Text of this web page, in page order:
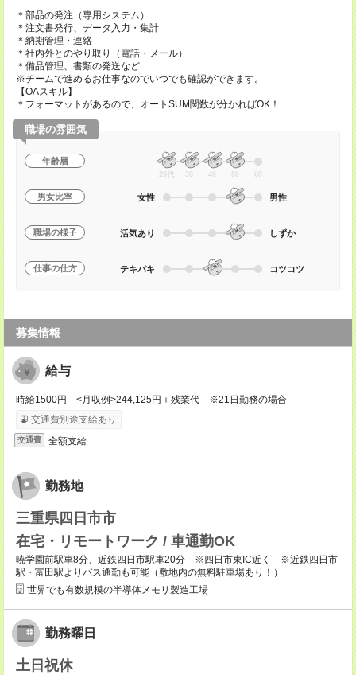
＊部品の発注（専用システム）
＊注文書発行、データ入力・集計
＊納期管理・連絡
＊社内外とのやり取り（電話・メール）
＊備品管理、書類の発送など
※チームで進めるお仕事なのでいつでも確認ができます。
【OAスキル】
＊フォーマットがあるので、オートSUM関数が分かればOK！
職場の雰囲気
年齢層
20代 30 40 50 60
男女比率 女性 男性
職場の様子 活気あり しずか
仕事の仕方 テキパキ コツコツ
募集情報
給与
時給1500円 <月収例>244,125円＋残業代 ※21日勤務の場合
交通費別途支給あり
交通費 全額支給
勤務地
三重県四日市市
在宅・リモートワーク / 車通勤OK
暁学園前駅車8分、近鉄四日市駅車20分 ※四日市東IC近く ※近鉄四日市
駅・富田駅よりバス通勤も可能（敷地内の無料駐車場あり！）
世界でも有数規模の半導体メモリ製造工場
勤務曜日
土日祝休